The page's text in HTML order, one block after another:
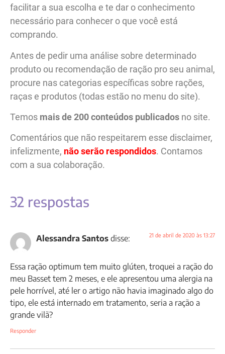
facilitar a sua escolha e te dar o conhecimento
necessário para conhecer o que você está
comprando.
Antes de pedir uma análise sobre determinado
produto ou recomendação de ração pro seu animal,
procure nas categorias específicas sobre rações,
raças e produtos (todas estão no menu do site).
Temos mais de 200 conteúdos publicados no site.
Comentários que não respeitarem esse disclaimer,
infelizmente, não serão respondidos. Contamos
com a sua colaboração.
32 respostas
Alessandra Santosdisse: 21 de abril de 2020 às 13:27
Essa ração optimum tem muito glúten, troquei a ração do
meu Basset tem 2 meses, e ele apresentou uma alergia na
pele horrível, até ler o artigo não havia imaginado algo do
tipo, ele está internado em tratamento, seria a ração a
grande vilã?
Responder